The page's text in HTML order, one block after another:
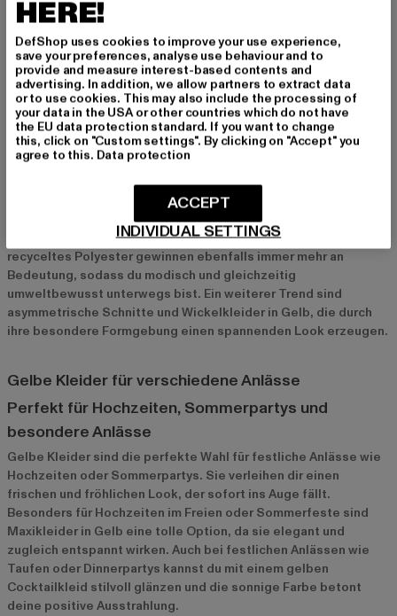
Handtasche und dezenten Accessoires aufwerten. Goldene
Schmuckstücke harmonieren besonders gut mit Gelb und
verleihen deinem Outfit einen luxuriösen Touch. Auch
Accessoires wie Sonnenbrillen oder Hüte in neutralen Farben
passen perfekt zu gelben Kleidern und runden dein Outfit ab.
Aktuelle Trends bei gelben Kleidern
In der Modesaison 2024 sind besonders sanfte
Pastellgelbtöne sowie kräftige Senfgelb-Nuancen im Trend.
Maxikleider mit floralen Mustern oder Rüschen-Details sind
besonders angesagt und bringen eine romantische Note in dein
Outfit. Nachhaltige Materialien wie Bio-Baumwolle oder
recyceltes Polyester gewinnen ebenfalls immer mehr an
Bedeutung, sodass du modisch und gleichzeitig
umweltbewusst unterwegs bist. Ein weiterer Trend sind
asymmetrische Schnitte und Wickelkleider in Gelb, die durch
ihre besondere Formgebung einen spannenden Look erzeugen.
Gelbe Kleider für verschiedene Anlässe
Perfekt für Hochzeiten, Sommerpartys und
besondere Anlässe
Gelbe Kleider sind die perfekte Wahl für festliche Anlässe wie
Hochzeiten oder Sommerpartys. Sie verleihen dir einen
frischen und fröhlichen Look, der sofort ins Auge fällt.
Besonders für Hochzeiten im Freien oder Sommerfeste sind
Maxikleider in Gelb eine tolle Option, da sie elegant und
zugleich entspannt wirken. Auch bei festlichen Anlässen wie
Taufen oder Dinnerpartys kannst du mit einem gelben
Cocktailkleid stilvoll glänzen und die sonnige Farbe betont
deine positive Ausstrahlung.
HERE!
DefShop uses cookies to improve your use experience,
save your preferences, analyse use behaviour and to
provide and measure interest-based contents and
advertising. In addition, we allow partners to extract data
or to use cookies. This may also include the processing of
your data in the USA or other countries which do not have
the EU data protection standard. If you want to change
this, click on "Custom settings". By clicking on "Accept" you
agree to this. Data protection
INDIVIDUAL SETTINGS
ACCEPT